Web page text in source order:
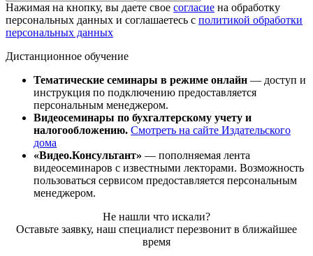
Нажимая на кнопку, вы даете свое согласие на обработку
персональных данных и соглашаетесь с политикой обработки
персональных данных
Дистанционное обучение
Тематические семинары в режиме онлайн — доступ и
инструкция по подключению предоставляется
персональным менеджером.
Видеосеминары по бухгалтерскому учету и
налогообложению. Смотреть на сайте Издательского
дома
«Видео.Консультант» — пополняемая лента
видеосеминаров с известными лекторами. Возможность
пользоваться сервисом предоставляется персональным
менеджером.
Не нашли что искали?
Оставьте заявку, наш специалист перезвонит в ближайшее
время